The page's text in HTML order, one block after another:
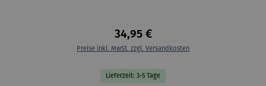
34,95 €
Preise inkl. MwSt. zzgl. Versandkosten
Lieferzeit: 3-5 Tage